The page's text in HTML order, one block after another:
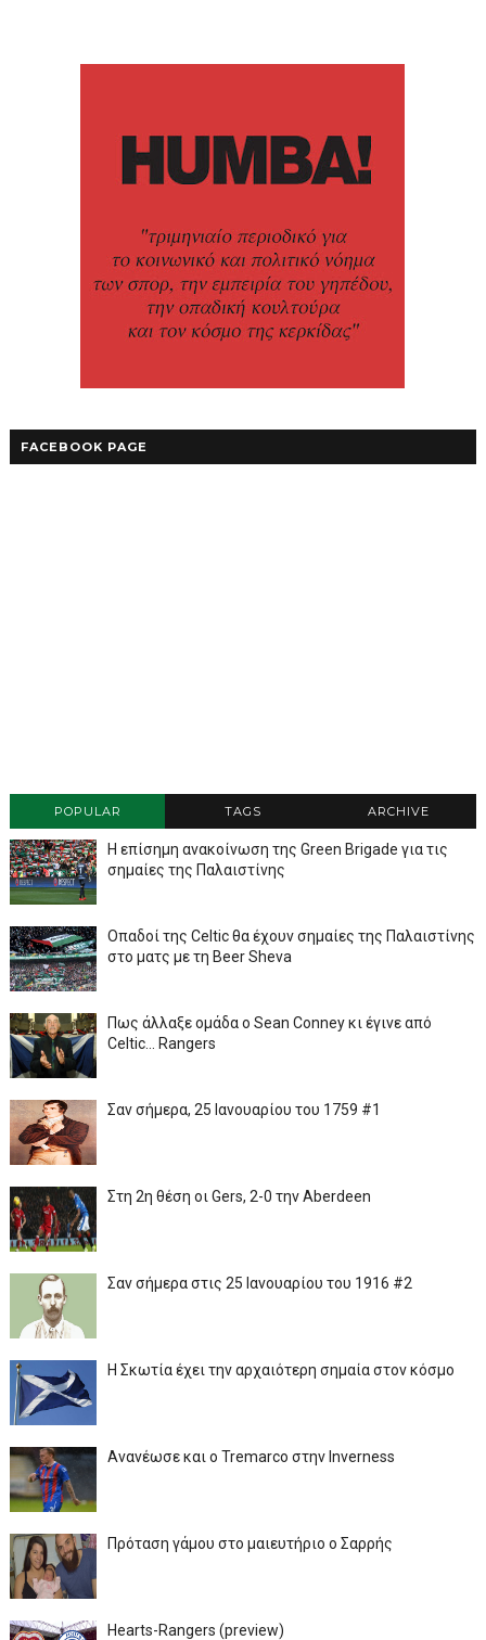
FACEBOOK PAGE
POPULAR TAGS ARCHIVE
Η επίσημη ανακοίνωση της Green Brigade για τις
σημαίες της Παλαιστίνης
Οπαδοί της Celtic θα έχουν σημαίες της Παλαιστίνης
στο ματς με τη Beer Sheva
Πως άλλαξε ομάδα ο Sean Conney κι έγινε από
Celtic... Rangers
Σαν σήμερα, 25 Ιανουαρίου του 1759 #1
Στη 2η θέση οι Gers, 2-0 την Aberdeen
Σαν σήμερα στις 25 Ιανουαρίου του 1916 #2
Η Σκωτία έχει την αρχαιότερη σημαία στον κόσμο
Ανανέωσε και ο Tremarco στην Inverness
Πρόταση γάμου στο μαιευτήριο ο Σαρρής
Hearts-Rangers (preview)